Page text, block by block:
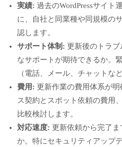
実績: 過去のWordPressサイト
に、自社と同業種や同規模の
認します。
サポート体制: 更新後のトラ
なサポートが期待できるか。
（電話、メール、チャットな
費用: 更新作業の費用体系が
ス契約とスポット依頼の費用
比較検討します。
対応速度: 更新依頼から完了
か。特にセキュリティアップ